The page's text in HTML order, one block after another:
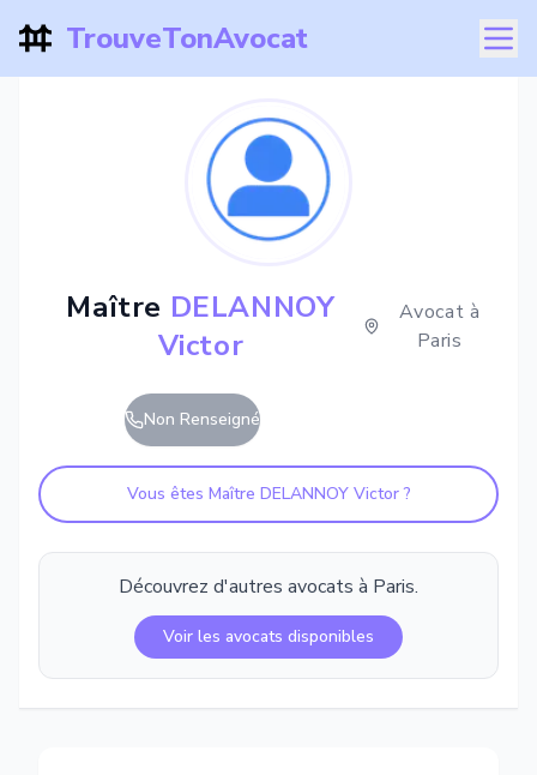
TrouveTonAvocat
Maître DELANNOY
Victor
Avocat à
Paris
Non Renseigné
Vous êtes Maître DELANNOY Victor?
Découvrez d'autres avocats à Paris.
Voir les avocats disponibles